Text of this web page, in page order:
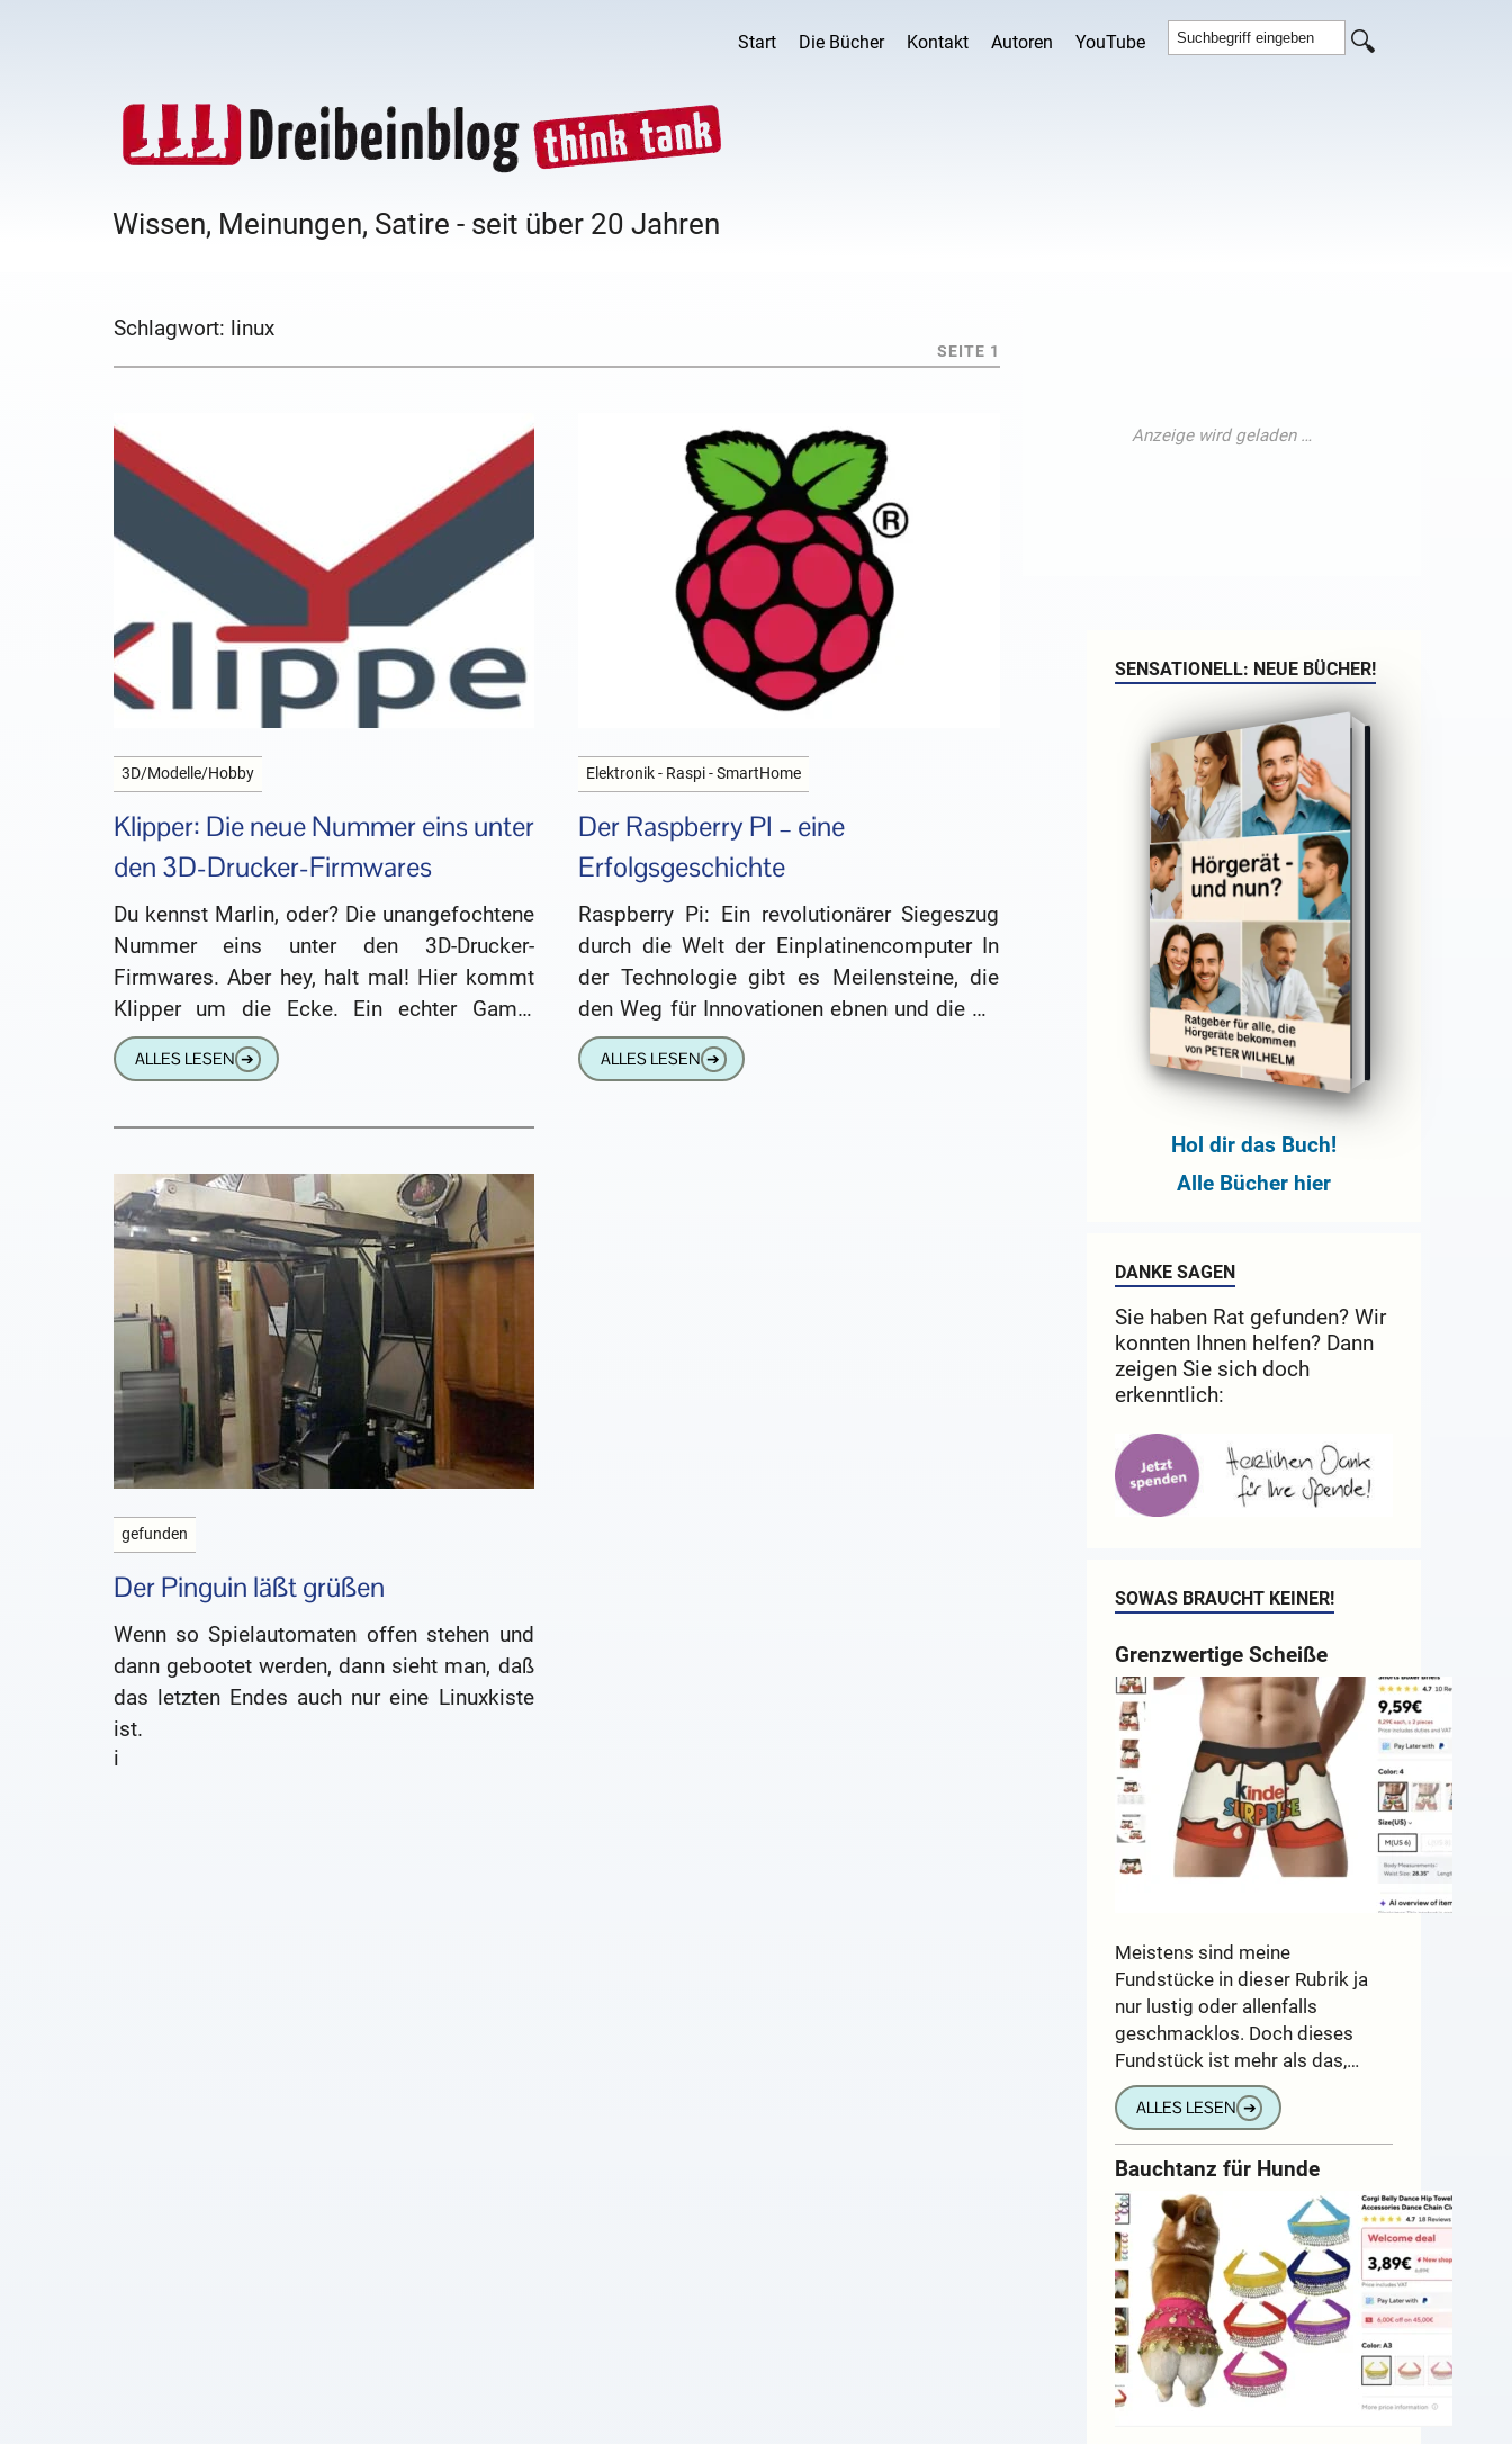
Start Die Bücher Kontakt Autoren YouTube
Wissen, Meinungen, Satire - seit über 20 Jahren
Schlagwort: linux
SEITE 1
3D/Modelle/Hobby
Klipper: Die neue Nummer eins unter
den 3D-Drucker-Firmwares
Du kennst Marlin, oder? Die unangefochtene
Nummer eins unter den 3D-Drucker-
Firmwares. Aber hey, halt mal! Hier kommt
Klipper um die Ecke. Ein echter Game-
Changer, der sich nicht mit Platz zwei
ALLES LESEN ➔
Elektronik - Raspi - SmartHome
Der Raspberry PI – eine
Erfolgsgeschichte
Raspberry Pi: Ein revolutionärer Siegeszug
durch die Welt der Einplatinencomputer In
der Technologie gibt es Meilensteine, die
den Weg für Innovationen ebnen und die Art
und Weise, wie wir Computer
ALLES LESEN ➔
gefunden
Der Pinguin läßt grüßen
Wenn so Spielautomaten offen stehen und
dann gebootet werden, dann sieht man, daß
das letzten Endes auch nur eine Linuxkiste
ist.
i
SENSATIONELL: NEUE BÜCHER!
Hol dir das Buch!
Alle Bücher hier
DANKE SAGEN
Sie haben Rat gefunden? Wir
konnten Ihnen helfen? Dann
zeigen Sie sich doch
erkenntlich:
SOWAS BRAUCHT KEINER!
Grenzwertige Scheiße
Meistens sind meine
Fundstücke in dieser Rubrik ja
nur lustig oder allenfalls
geschmacklos. Doch dieses
Fundstück ist mehr als das,…
ALLES LESEN ➔
Bauchtanz für Hunde